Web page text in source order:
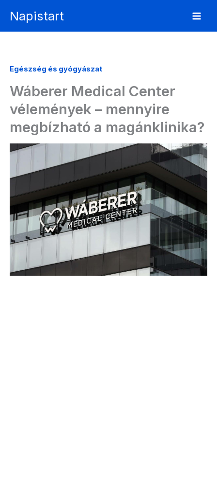
content
Napistart
Egészség és gyógyászat
Wáberer Medical Center
vélemények – mennyire
megbízható a magánklinika?